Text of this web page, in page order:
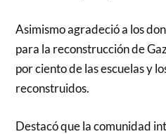
Asimismo agradeció a los
para la reconstrucción de
por ciento de las escuelas y
reconstruidos.
Destacó que la comunidad